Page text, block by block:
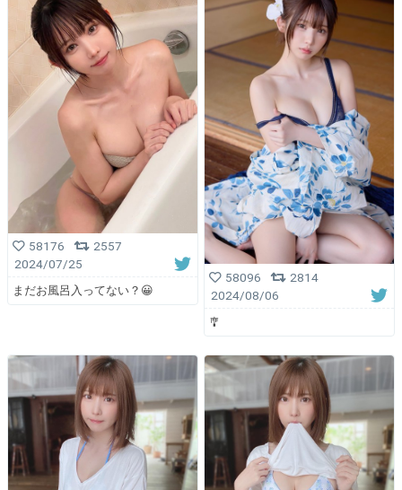
58176
2557
2024/07/25
まだお風呂入ってない？😀
58096
2814
2024/08/06
🎐